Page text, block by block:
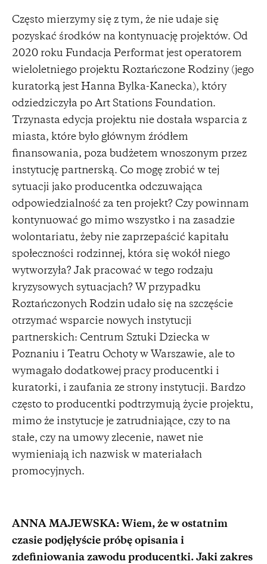
Często mierzymy się z tym, że nie udaje się
pozyskać środków na kontynuację projektów. Od
2020 roku Fundacja Performat jest operatorem
wieloletniego projektu Roztańczone Rodziny (jego
kuratorką jest Hanna Bylka-Kanecka), który
odziedziczyła po Art Stations Foundation.
Trzynasta edycja projektu nie dostała wsparcia z
miasta, które było głównym źródłem
finansowania, poza budżetem wnoszonym przez
instytucję partnerską. Co mogę zrobić w tej
sytuacji jako producentka odczuwająca
odpowiedzialność za ten projekt? Czy powinnam
kontynuować go mimo wszystko i na zasadzie
wolontariatu, żeby nie zaprzepaścić kapitału
społeczności rodzinnej, która się wokół niego
wytworzyła? Jak pracować w tego rodzaju
kryzysowych sytuacjach? W przypadku
Roztańczonych Rodzin udało się na szczęście
otrzymać wsparcie nowych instytucji
partnerskich: Centrum Sztuki Dziecka w
Poznaniu i Teatru Ochoty w Warszawie, ale to
wymagało dodatkowej pracy producentki i
kuratorki, i zaufania ze strony instytucji. Bardzo
często to producentki podtrzymują życie projektu,
mimo że instytucje je zatrudniające, czy to na
stałe, czy na umowy zlecenie, nawet nie
wymieniają ich nazwisk w materiałach
promocyjnych.
ANNA MAJEWSKA: Wiem, że w ostatnim
czasie podjęłyście próbę opisania i
zdefiniowania zawodu producentki. Jaki zakres